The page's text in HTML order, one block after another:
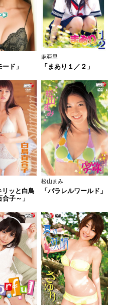
ード」
麻亜里
「まあり１／２」
リッと白鳥
子～」
松山まみ
「パラレルワールド」